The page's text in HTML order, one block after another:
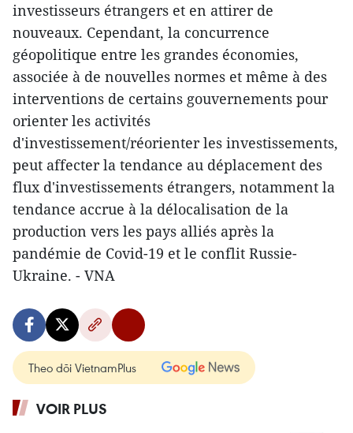
investisseurs étrangers et en attirer de
nouveaux. Cependant, la concurrence
géopolitique entre les grandes économies,
associée à de nouvelles normes et même à des
interventions de certains gouvernements pour
orienter les activités
d'investissement/réorienter les investissements,
peut affecter la tendance au déplacement des
flux d'investissements étrangers, notamment la
tendance accrue à la délocalisation de la
production vers les pays alliés après la
pandémie de Covid-19 et le conflit Russie-
Ukraine. - VNA
Theo dõi VietnamPlus
VOIR PLUS